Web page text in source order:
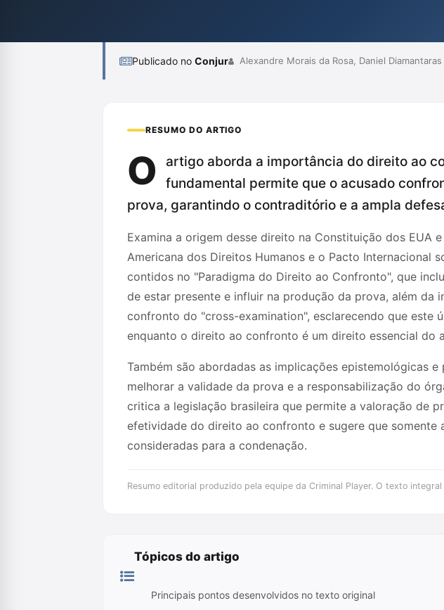
Publicado no Conjur Alexandre Morais da Rosa, Daniel
RESUMO DO ARTIGO
O
artigo aborda a importância do direito ao
fundamental permite que o acusado
prova, garantindo o contraditório e a ampla
Examina a origem desse direito na Constituição dos EUA
Americana dos Direitos Humanos e o Pacto
contidos no "Paradigma do Direito ao Confronto", que
de estar presente e influir na produção da prova, além
confronto do "cross-examination", esclarecendo que este
enquanto o direito ao confronto é um direito essencial do
Também são abordadas as implicações epistemológicas
melhorar a validade da prova e a responsabilização do
critica a legislação brasileira que permite a valoração de
efetividade do direito ao confronto e sugere que
consideradas para a condenação.
Resumo editorial produzido pela equipe da Criminal Player. O texto
Tópicos do artigo
Principais pontos desenvolvidos no texto original